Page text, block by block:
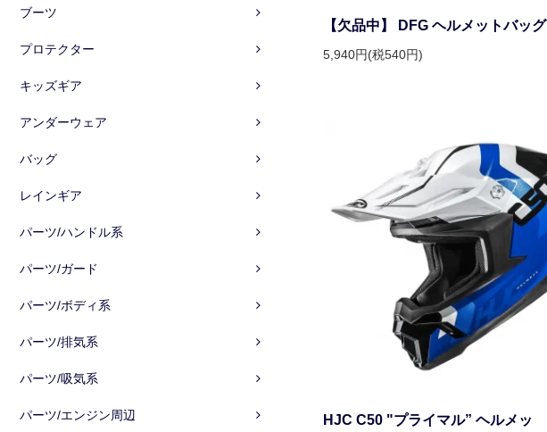
ブーツ
プロテクター
キッズギア
アンダーウェア
バッグ
レインギア
パーツ/ハンドル系
パーツ/ガード
パーツ/ボディ系
パーツ/排気系
パーツ/吸気系
パーツ/エンジン周辺
【欠品中】 DFG ヘルメットバッグ
5,940円(税540円)
HJC C50 "プライマル” ヘルメッ